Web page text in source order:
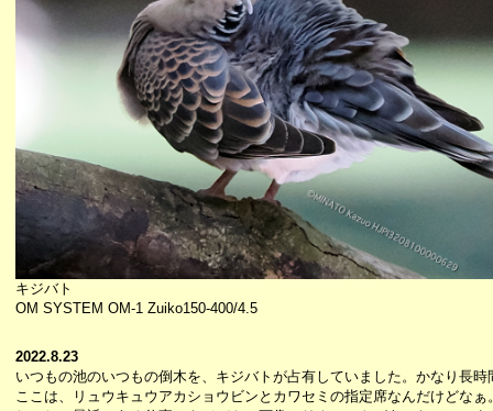
キジバト
OM SYSTEM OM-1 Zuiko150-400/4.5
2022.8.23
いつもの池のいつもの倒木を、キジバトが占有していました。かなり長時
ここは、リュウキュウアカショウビンとカワセミの指定席なんだけどなぁ